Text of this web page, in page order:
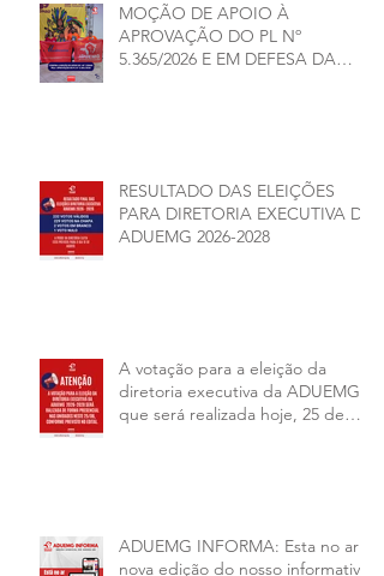
MOÇÃO DE APOIO À
APROVAÇÃO DO PL Nº
5.365/2026 E EM DEFESA DA
RESULTADO DAS ELEIÇÕES
PARA DIRETORIA EXECUTIVA DA
ADUEMG 2026-2028
A votação para a eleição da
diretoria executiva da ADUEMG
que será realizada hoje, 25 de
ADUEMG INFORMA: Esta no ar a
nova edição do nosso informativo